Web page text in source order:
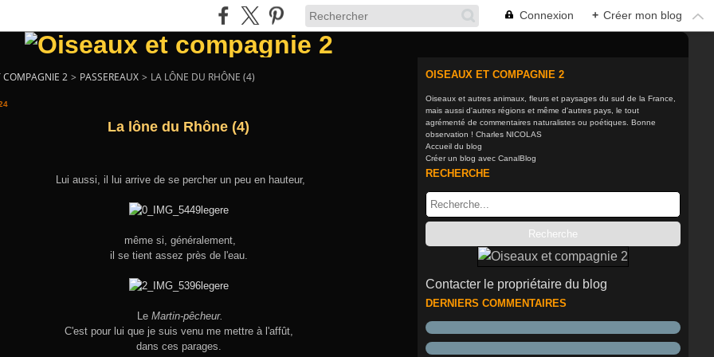
Connexion + Créer mon blog
COMPAGNIE 2 > PASSEREAUX > LA LÔNE DU RHÔNE (4)
La lône du Rhône (4)
Lui aussi, il lui arrive de se percher un peu en hauteur,
même si, généralement,
il se tient assez près de l'eau.
Le Martin-pêcheur.
C'est pour lui que je suis venu me mettre à l'affût,
dans ces parages.
OISEAUX ET COMPAGNIE 2
Oiseaux et autres animaux, fleurs et paysages du sud de la France,
mais aussi d'autres régions et même d'autres pays, le tout
agrémenté de commentaires naturalistes ou poétiques. Bonne
observation ! Charles NICOLAS
Accueil du blog
Créer un blog avec CanalBlog
RECHERCHE
Contacter le propriétaire du blog
DERNIERS COMMENTAIRES